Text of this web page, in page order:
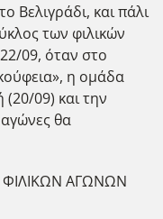
Βελιγράδι, και πάλι
των φιλικών
09, όταν στο
η ομάδα
(20/09) και την
θα
ΑΓΩΝΩΝ